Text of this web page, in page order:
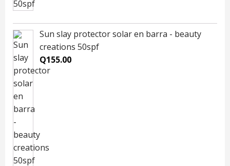
Sun slay protector solar en barra - beauty
creations 50spf
Q155.00